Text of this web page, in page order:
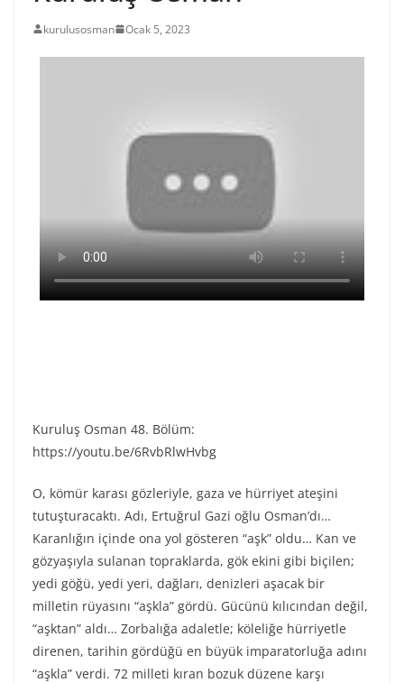
kurulusosman Ocak 5, 2023
Kuruluş Osman 48. Bölüm:
https://youtu.be/6RvbRlwHvbg
O, kömür karası gözleriyle, gaza ve hürriyet ateşini
tutuşturacaktı. Adı, Ertuğrul Gazi oğlu Osman’dı…
Karanlığın içinde ona yol gösteren “aşk” oldu… Kan ve
gözyaşıyla sulanan topraklarda, gök ekini gibi biçilen;
yedi göğü, yedi yeri, dağları, denizleri aşacak bir
milletin rüyasını “aşkla” gördü. Gücünü kılıcından değil,
“aşktan” aldı… Zorbalığa adaletle; köleliğe hürriyetle
direnen, tarihin gördüğü en büyük imparatorluğa adını
“aşkla” verdi. 72 milleti kıran bozuk düzene karşı